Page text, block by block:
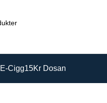
E-Cigg15Kr Dosan